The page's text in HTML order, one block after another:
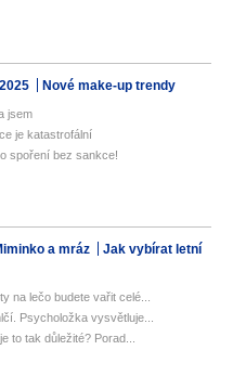
Nové make-up trendy
jsem
je katastrofální
spoření bez sankce!
a mráz
Jak vybírat letní
na lečo budete vařit celé...
Psycholožka vysvětluje...
to tak důležité? Porad...